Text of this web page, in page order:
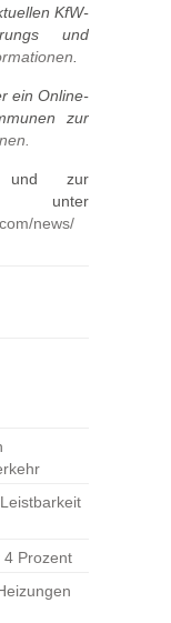
KfW-
und
ein Online-
zur
und zur
news/
4 Prozent